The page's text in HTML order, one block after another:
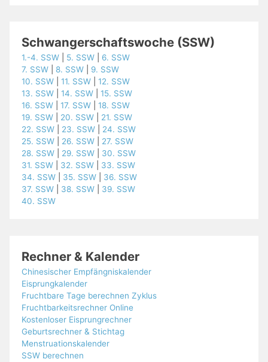
Schwangerschaftswoche (SSW)
1.-4. SSW 5. SSW
6. SSW
7. SSW
8. SSW
9. SSW
10. SSW |11. SSW |12. SSW
13. SSW |14. SSW |15. SSW
16. SSW |17. SSW |18. SSW
19. SSW
20. SSW
21. SSW
22. SSW
23. SSW
24. SSW
25. SSW
26. SSW
27. SSW
28. SSW
29. SSW
30. SSW
31. SSW
32. SSW
33. SSW
34. SSW
35. SSW
36. SSW
37. SSW
38. SSW
39. SSW
40. SSW
Rechner & Kalender
Chinesischer Empfängniskalender
Eisprungkalender
Fruchtbare Tage berechnen Zyklus
Fruchtbarkeitsrechner Online
Kostenloser Eisprungrechner
Geburtsrechner & Stichtag
Menstruationskalender
SSW berechnen